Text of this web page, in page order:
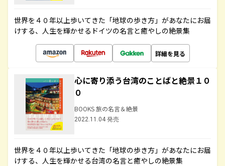
世界を４０年以上歩いてきた「地球の歩き方」があなたにお届
けする、人生を輝かせるドイツの名言と癒やしの絶景集
詳細を見る
心に寄り添う台湾のことばと絶景１０
０
BOOKS 旅の名言＆絶景
2022.11.04 発売
世界を４０年以上歩いてきた「地球の歩き方」があなたにお届
けする、人生を輝かせる台湾の名言と癒やしの絶景集